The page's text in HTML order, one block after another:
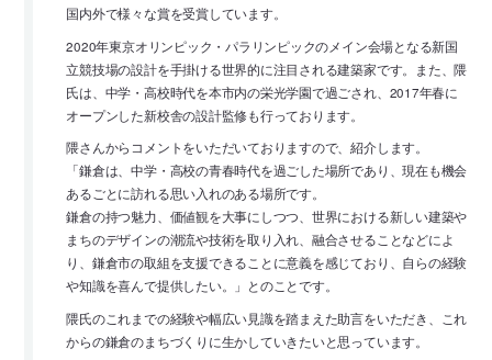
国内外で様々な賞を受賞しています。
2020年東京オリンピック・パラリンピックのメイン会場となる新国
立競技場の設計を手掛ける世界的に注目される建築家です。また、隈
氏は、中学・高校時代を本市内の栄光学園で過ごされ、2017年春に
オープンした新校舎の設計監修も行っております。
隈さんからコメントをいただいておりますので、紹介します。
「鎌倉は、中学・高校の青春時代を過ごした場所であり、現在も機会
あるごとに訪れる思い入れのある場所です。
鎌倉の持つ魅力、価値観を大事にしつつ、世界における新しい建築や
まちのデザインの潮流や技術を取り入れ、融合させることなどによ
り、鎌倉市の取組を支援できることに意義を感じており、自らの経験
や知識を喜んで提供したい。」とのことです。
隈氏のこれまでの経験や幅広い見識を踏まえた助言をいただき、これ
からの鎌倉のまちづくりに生かしていきたいと思っています。